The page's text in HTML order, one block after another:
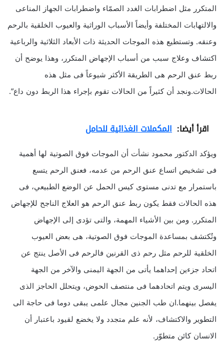
المتكرر مثل اضطرابات الغدد الصمّاء واضطرابات الجهاز المناعى
والالتهابات المختلفة وأيضاً الأسباب الوراثية والعيوب الخلقية بالرحم
وعنقه. وتستطيع هذه الموجات الحديثة ذات الأبعاد الثلاثية والرباعية
اكتشاف وعلاج سبب من أسباب الإجهاض المتكرر، وهذا يوضح أن
ربط عنق الرحم هى الطريقة الأكثر شيوعاً فى مثل هذه
الحالات.ونجد أن كثيراً من الحالات تقوم بإجراء هذا الربط دون داع”.
اقرأ أيضا: المكملات الغذائية للحامل
ويؤكد الدكتور محمود نشأت أن الموجات فوق الصوتية لها أهمية
فى تشخيص اتساع عنق الرحم من عدمه، فعنق الرحم يتسع
باستمرار مع تدنى مستوى كيس الحمل عن الوضع الطبيعي، فى
هذه الحالات فقط يكون ربط عنق الرحم هو العلاج الناجح للإجهاض
المتكرر. ومن بين الأشياء المهمة، والتى تؤدى إلى الإجهاض
وتُكتشف بمساعدة الموجات فوق الصوتية، هى بعض العيوب
الخلقية للرحم مثل رحم ذى القرنين فالرحم فى الأصل ينتج عن
اتحاد جزءين إحداهما يأتى من الجهة اليمنى والآخر من الجهة
اليسرى ويتم اتحادهما فى منتصف الحوض، ويتحلل الحاجز الذى
يفصل بينهما.ان طب الجنين مجال علمى يبقى دوما فى حاجة الى
التطوير والاكتشاف، لأنه علم متجدد ولا يخضع لقيود باعتبار أن
الانسان كائن متطوّر.